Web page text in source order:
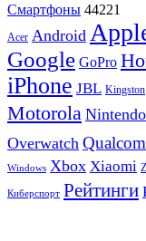
Смартфоны 44221
Acer Android
Google GoPro
iPhone JBL Kingston
Motorola Nintendo
Overwatch
Windows Xbox Xiaomi
Киберспорт Рейтинги